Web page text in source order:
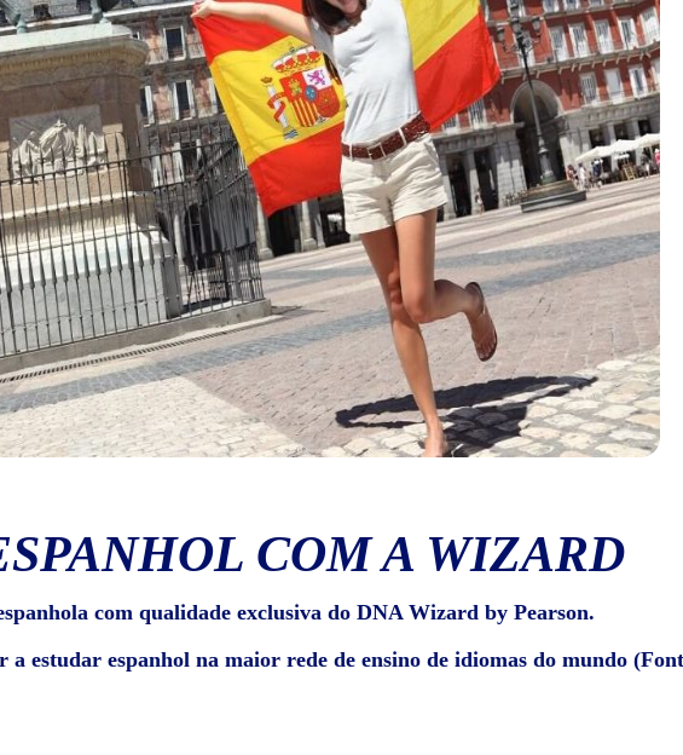
COM A WIZARD
com qualidade exclusiva do DNA Wizard by Pearson.
a estudar espanhol na maior rede de ensino de idiomas do mundo